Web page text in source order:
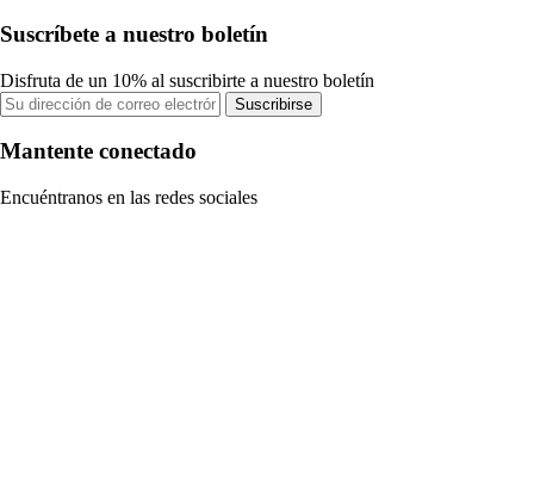
Suscríbete a nuestro boletín
Disfruta de un 10% al suscribirte a nuestro boletín
Suscribirse
Mantente conectado
Encuéntranos en las redes sociales